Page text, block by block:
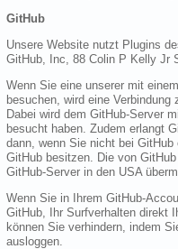
GitHub
Unsere Website nutzt Plugins
GitHub, Inc, 88 Colin P Kelly Jr
Wenn Sie eine unserer mit
besuchen, wird eine Verbindung
Dabei wird dem GitHub-Server
besucht haben. Zudem erlangt
dann, wenn Sie nicht bei
GitHub besitzen. Die von
GitHub-Server in den USA
Wenn Sie in Ihrem GitHub-
GitHub, Ihr Surfverhalten direkt
können Sie verhindern, indem
ausloggen.